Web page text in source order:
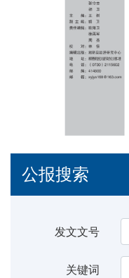
公报搜索
发文文号
关键词